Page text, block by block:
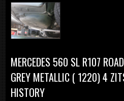
MERCEDES 560 SL R107
GREY METALLIC ( 1220) 4
HISTORY